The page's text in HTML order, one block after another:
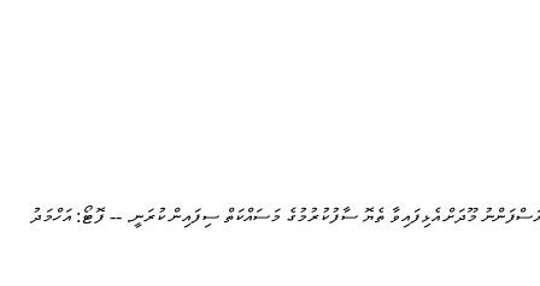
މޫދަށް އެޅިފައިވާ ތެޔޮ ސާފުކުރުމުގެ މަސައްކަތް ސިފައިން ކުރަނީ. -- ފޮޓޯ: އަހްމަދު